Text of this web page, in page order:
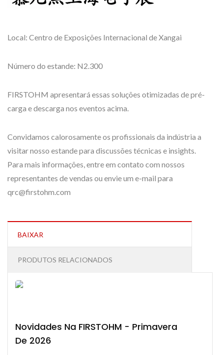
Local: Centro de Exposições Internacional de Xangai
Número do estande: N2.300
FIRSTOHM apresentará essas soluções otimizadas de pré-
carga e descarga nos eventos acima.
Convidamos calorosamente os profissionais da indústria a
visitar nosso estande para discussões técnicas e insights.
Para mais informações, entre em contato com nossos
representantes de vendas ou envie um e-mail para
qrc@firstohm.com
BAIXAR
PRODUTOS RELACIONADOS
Novidades Na FIRSTOHM - Primavera
De 2026